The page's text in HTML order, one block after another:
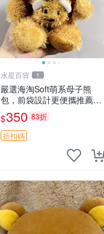
水星百貨 1
嚴選海淘Soft萌系母子熊
包，前袋設計更便攜推薦收
藏 母子熊 軟綿綿 包包
$350 83折
折扣碼